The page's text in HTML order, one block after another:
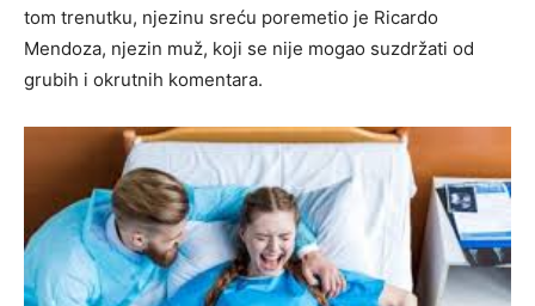
tom trenutku, njezinu sreću poremetio je Ricardo
Mendoza, njezin muž, koji se nije mogao suzdržati od
grubih i okrutnih komentara.